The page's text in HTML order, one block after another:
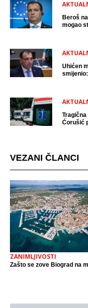
Beroš
mogao
Uhićen
Ćorušić
VEZANI ČLANCI
ZANIMLJIVOSTI
Zašto se zove Biograd na